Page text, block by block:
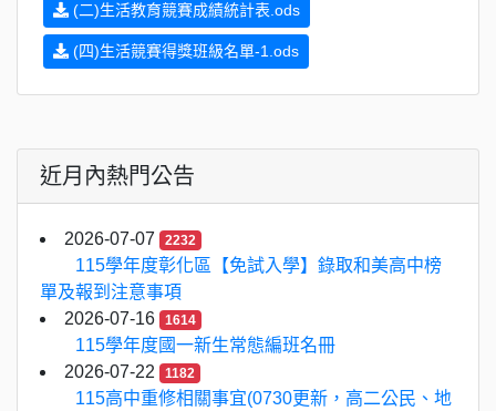
(二)生活教育競賽成績統計表.ods
(四)生活競賽得獎班級名單-1.ods
近月內熱門公告
2026-07-07 2232
115學年度彰化區【免試入學】錄取和美高中榜
單及報到注意事項
2026-07-16
1614
115學年度國一新生常態編班名冊
2026-07-22
1182
115高中重修相關事宜(0730更新，高二公民、地